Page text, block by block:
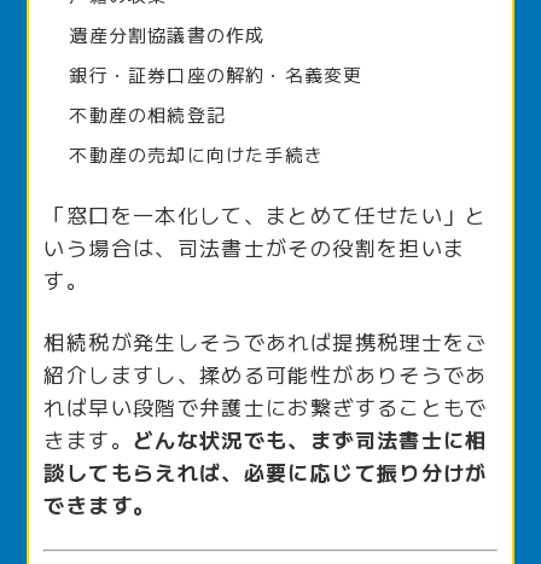
遺産分割協議書の作成
銀行・証券口座の解約・名義変更
不動産の相続登記
不動産の売却に向けた手続き
「窓口を一本化して、まとめて任せたい」と
いう場合は、司法書士がその役割を担いま
す。
相続税が発生しそうであれば提携税理士をご
紹介しますし、揉める可能性がありそうであ
れば早い段階で弁護士にお繋ぎすることもで
きます。 どんな状況でも、まず司法書士に相
談してもらえれば、必要に応じて振り分けが
できます。